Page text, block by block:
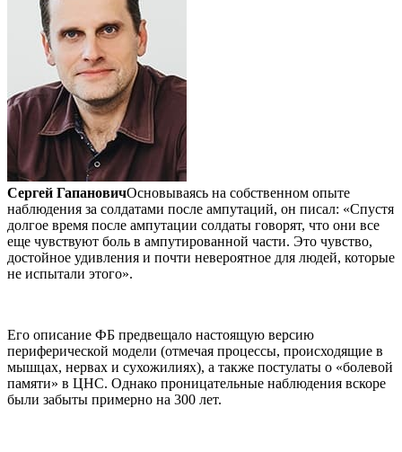
Сергей ГапановичОсновываясь на собственном опыте
наблюдения за солдатами после ампутаций, он писал: «Спустя
долгое время после ампутации солдаты говорят, что они все
еще чувствуют боль в ампутированной части. Это чувство,
достойное удивления и почти невероятное для людей, которые
не испытали этого».
Его описание ФБ предвещало настоящую версию
периферической модели (отмечая процессы, происходящие в
мышцах, нервах и сухожилиях), а также постулаты о «болевой
памяти» в ЦНС. Однако проницательные наблюдения вскоре
были забыты примерно на 300 лет.